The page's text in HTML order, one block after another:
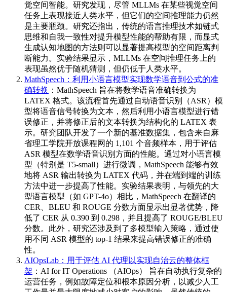
觉空间智能。研究发现，尽管 MLLMs 在某些视觉空间
任务上表现接近人类水平，但它们的空间推理能力仍然
是主要瓶颈。研究还指出，传统的语言推理技术如链式
思维和自我一致性对提升模型性能的帮助有限，而显式
生成认知地图的方法则可以显著提高模型的空间距离判
断能力。实验结果显示，MLLMs 在空间推理任务上的
表现虽然优于随机猜测，但仍低于人类水平。
MathSpeech：利用小语言模型实现数学语音到公式的准
确转换 ：MathSpeech 旨在将数学语音准确转换为
LATEX 格式。该流程首先通过自动语音识别（ASR）模
型将语音信号转换为文本，然后利用小语言模型进行错
误修正，并将修正后的文本转换为结构化的 LATEX 表
示。研究团队开发了一个新的基准数据集，包含来自麻
省理工学院开放课程网的 1,101 个音频样本，用于评估
ASR 模型在数学语音识别方面的性能。通过对小语言模
型（特别是 T5-small）进行微调，MathSpeech 能够有效
地将 ASR 输出转换为 LATEX 代码，并在端到端的训练
方法中进一步提高了性能。实验结果表明，与领先的大
型语言模型（如 GPT-4o）相比，MathSpeech 在翻译的
CER、BLEU 和 ROUGE 分数方面显示出显著优势，降
低了 CER 从 0.390 到 0.298，并且提高了 ROUGE/BLEU
分数。此外，研究还涉及到了多模型输入策略，通过使
用不同 ASR 模型的 top-1 结果来提高错误修正的准确
性。
AIOpsLab：用于评估 AI 代理以实现自治云的整体框
架 ：AI for IT Operations （AIOps） 旨在自动执行复杂的
运营任务，例如故障定位和根本原因分析，以减少人工